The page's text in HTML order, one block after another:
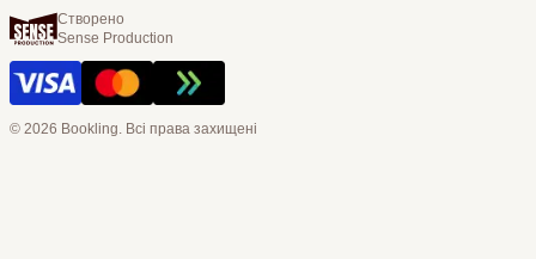
Створено
Sense Production
© 2026 Bookling. Всі права захищені